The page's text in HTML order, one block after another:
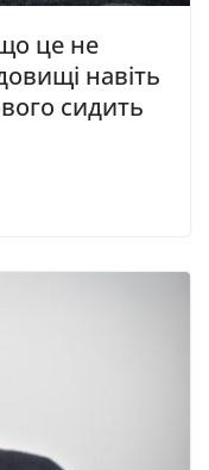
це не
навіть
сидить